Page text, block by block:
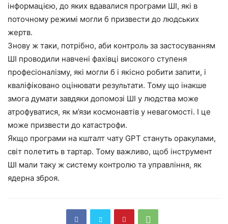
інформацією, до яких вдавалися програми ШІ, які в
поточному режимі могли б призвести до людських
жертв.
Знову ж таки, потрібно, аби контроль за застосуванням
ШІ проводили навчені фахівці високого ступеня
професіоналізму, які могли б і якісно робити запити, і
кваліфіковано оцінювати результати. Тому що інакше
змога думати завдяки допомозі ШІ у людства може
атрофуватися, як м’язи космонавтів у невагомості. І це
може призвести до катастрофи.
Якщо програми на кшталт чату GPT стануть оракулами,
світ полетить в тартар. Тому важливо, щоб інструмент
ШІ мали таку ж систему контролю та управління, як
ядерна зброя.